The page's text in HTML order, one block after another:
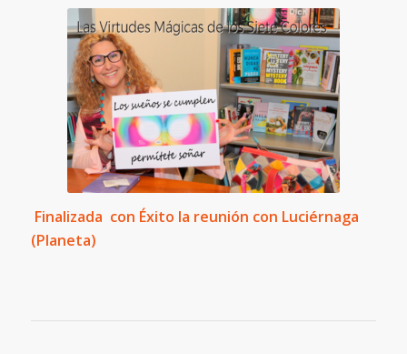
Finalizada con Éxito la reunión con Luciérnaga
(Planeta)